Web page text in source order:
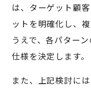
は、ターゲット顧
ットを明確化し、
うえで、各パター
仕様を決定します。
また、上記検討に